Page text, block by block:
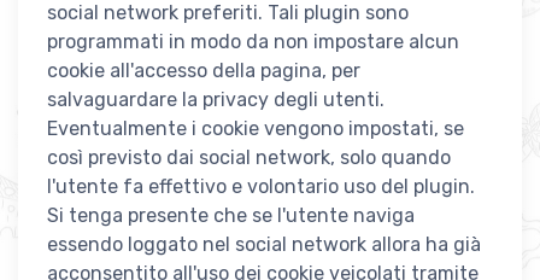
social network preferiti. Tali plugin sono
programmati in modo da non impostare alcun
cookie all'accesso della pagina, per
salvaguardare la privacy degli utenti.
Eventualmente i cookie vengono impostati, se
così previsto dai social network, solo quando
l'utente fa effettivo e volontario uso del plugin.
Si tenga presente che se l'utente naviga
essendo loggato nel social network allora ha già
acconsentito all'uso dei cookie veicolati tramite